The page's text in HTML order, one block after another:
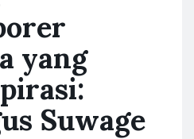
yang
Suwage